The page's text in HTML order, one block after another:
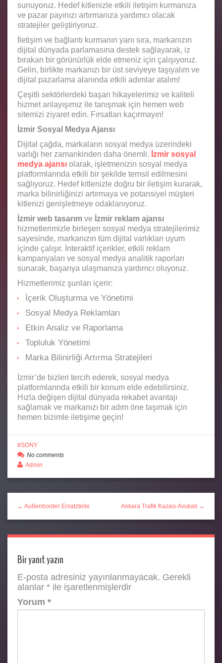
sunuyoruz. Hedef kitlenizle etkili iletişim kurmanıza
ve pazar payınızı artırmanıza yardımcı olacak
stratejiler geliştiriyoruz.
İletişim ve bağlantı kurmanın yanı sıra, markanızın
dijital dünyada parlamasına destek sağlayarak, iz
bırakan bir görünürlük elde etmeniz için çalışıyoruz.
Gelin, birlikte markanızı bir üst seviyeye taşıyalım ve
dijital pazarlama alanında etkili adımlar atalım!
Çeşitli sektörlerdeki başarı hikayelerimiz ve kaliteli
hizmet anlayışımız ile tanışmak için hemen web
sitemizi ziyaret edin. Fırsatları kaçırmayın!
İzmir Sosyal Medya Ajansı
Dijital çağda, markaların sosyal medya üzerindeki
varlığı her zamankinden daha önemli. İzmir sosyal
medya ajansı olarak, işletmenizin sosyal medya
platformlarında etkili bir şekilde temsil edilmesini
sağlıyoruz. Hedef kitlenizle doğru bir iletişim kurarak,
marka bilinirliğinizi artırmaya ve potansiyel müşteri
kitlenizi genişletmeye odaklanıyoruz.
İzmir web tasarım ve İzmir reklam ajansı
hizmetlerimizle birleşen sosyal medya stratejilerimiz
sayesinde, markanızın tüm dijital varlıkları uyum
içinde çalışır. İnteraktif içerikler, etkili reklam
kampanyaları ve sosyal medya analitik raporları
sunarak, başarıya ulaşmanıza yardımcı oluyoruz.
Hizmetlerimiz şunları içerir:
İçerik Oluşturma ve Yönetimi
Sosyal Medya Reklamları
Etkin Analiz ve Raporlama
Topluluk Yönetimi
Marka Bilinirliği Artırma Stratejileri
İzmir’de bizleri tercih ederek, sosyal medya
platformlarında etkili bir konum elde edebilirsiniz.
Hızla değişen dijital dünyada rekabet avantajı
sağlamak ve markanızı bir adım öne taşımak için
hemen bizimle iletişime geçin!
SONY
No comments
Admin
← Außenborder Ersatzteile Ankara Trafik Kazası Avukatı →
Bir yanıt yazın
E-posta adresiniz yayınlanmayacak. Gerekli
alanlar * ile işaretlenmişlerdir
Yorum *